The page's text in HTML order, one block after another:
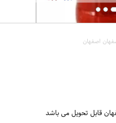
اصفهان
قابل تحویل می باشد